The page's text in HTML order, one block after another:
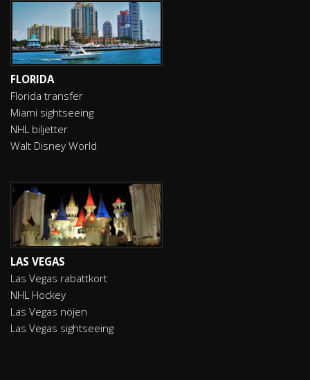
FLORIDA
Florida transfer
Miami sightseeing
NHL biljetter
Walt Disney World
LAS VEGAS
Las Vegas rabattkort
NHL Hockey
Las Vegas nöjen
Las Vegas sightseeing